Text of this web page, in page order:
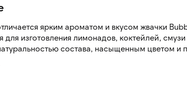
ярким ароматом и вкусом жвачки
для изготовления лимонадов, коктейлей,
состава, насыщенным цветом и